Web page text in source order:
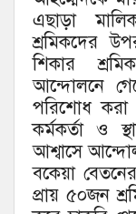
এছাড়া
শ্রমিকদের
শিকার
আন্দোলনে
পরিশোধ করা
কর্মকর্তা ও
আশ্বাসে
বকেয়া
প্রায় ৫০জন